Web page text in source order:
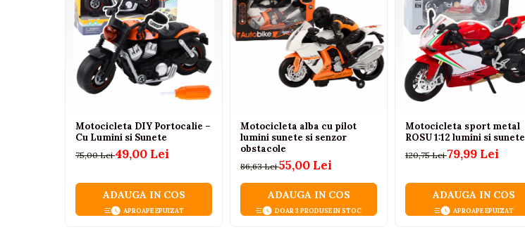
Accesorii pentru hranire
Seturi de hranire
Cani, pahare si accesorii
Suzete si accesorii
Igiena si ingrijire
Motocicleta DIY Portocalie –
Cu Lumini si Sunete
75,00 Lei49,00 Lei
ADAUGA IN COS
APROAPE EPUIZAT
Motocicleta alba cu pilot
lumini sunete si senzor
obstacole
86,63 Lei55,00 Lei
ADAUGA IN COS
DOAR 3 PRODUSE IN STOC
Motocicleta sport metal
ROSU 1:12 lumini si sunete
120,75 Lei79,99 Lei
ADAUGA IN COS
APROAPE EPUIZAT